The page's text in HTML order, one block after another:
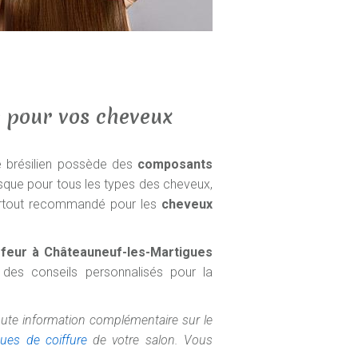
vos cheveux
brésilien possède des composants
pour tous les types des cheveux,
recommandé pour les cheveux
à Châteauneuf-les-Martigues
conseils personnalisés pour la
information complémentaire sur le
de coiffurede votre salon. Vous